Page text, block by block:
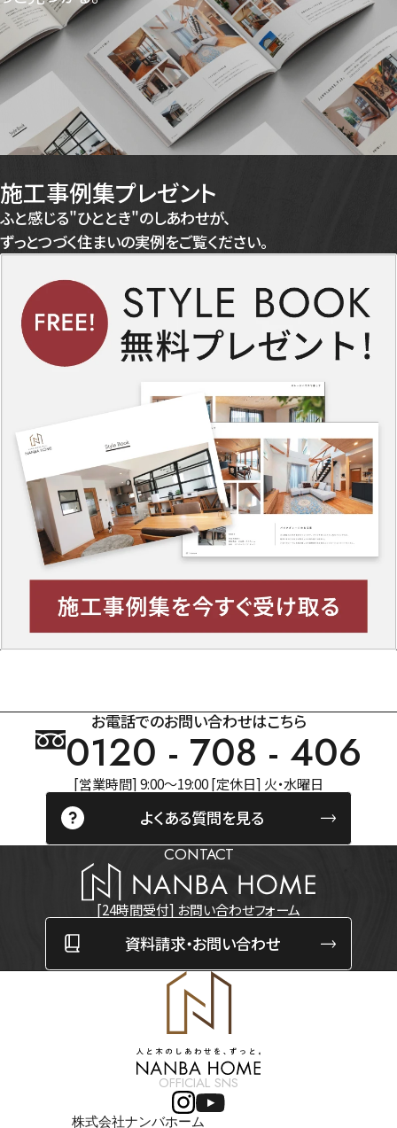
施工事例集プレゼント
ふと感じる"ひととき"のしあわせが、
ずっとつづく住まいの実例をご覧ください。
お電話でのお問い合わせはこちら
0120 - 708 - 406
[営業時間] 9:00～19:00 [定休日] 火・水曜日
よくある質問を見る
CONTACT
[24時間受付] お問い合わせフォーム
資料請求・お問い合わせ
OFFICIAL SNS
株式会社ナンバホーム